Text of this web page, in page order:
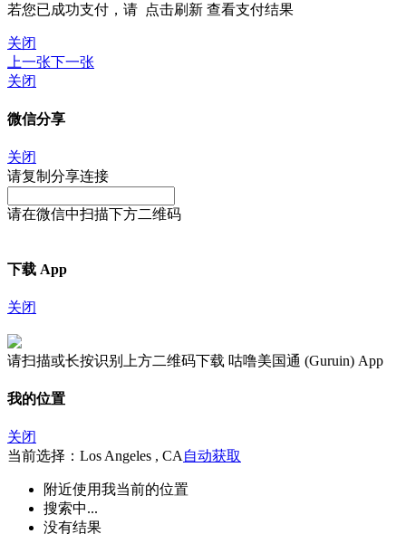
若您已成功支付，请 点击刷新 查看支付结果
关闭
上一张下一张
关闭
微信分享
关闭
请复制分享连接
请在微信中扫描下方二维码
下载 App
关闭
请扫描或长按识别上方二维码下载 咕噜美国通 (Guruin) App
我的位置
关闭
当前选择：Los Angeles , CA 自动获取
附近使用我当前的位置
搜索中...
没有结果